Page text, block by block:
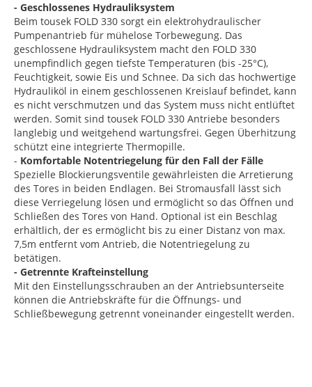
- Geschlossenes Hydrauliksystem
Beim tousek FOLD 330 sorgt ein elektrohydraulischer
Pumpenantrieb für mühelose Torbewegung. Das
geschlossene Hydrauliksystem macht den FOLD 330
unempfindlich gegen tiefste Temperaturen (bis -25°C),
Feuchtigkeit, sowie Eis und Schnee. Da sich das hochwertige
Hydrauliköl in einem geschlossenen Kreislauf befindet, kann
es nicht verschmutzen und das System muss nicht entlüftet
werden. Somit sind tousek FOLD 330 Antriebe besonders
langlebig und weitgehend wartungsfrei. Gegen Überhitzung
schützt eine integrierte Thermopille.
- Komfortable Notentriegelung für den Fall der Fälle
Spezielle Blockierungsventile gewährleisten die Arretierung
des Tores in beiden Endlagen. Bei Stromausfall lässt sich
diese Verriegelung lösen und ermöglicht so das Öffnen und
Schließen des Tores von Hand. Optional ist ein Beschlag
erhältlich, der es ermöglicht bis zu einer Distanz von max.
7,5m entfernt vom Antrieb, die Notentriegelung zu
betätigen.
- Getrennte Krafteinstellung
Mit den Einstellungsschrauben an der Antriebsunterseite
können die Antriebskräfte für die Öffnungs- und
Schließbewegung getrennt voneinander eingestellt werden.